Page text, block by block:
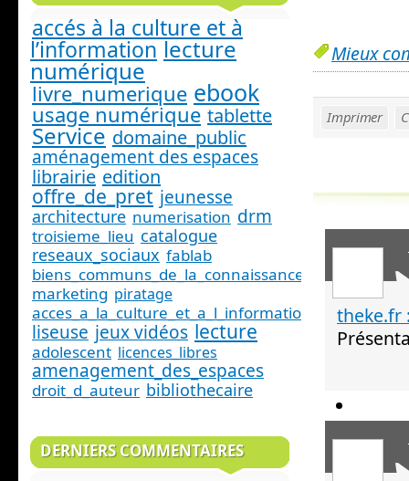
Mieux
Imprimer
theke.fr
accés à la culture et à
l’information lecture
numérique
livre_numerique ebook
usage numérique tablette
Service domaine_public
aménagement des espaces
librairie edition
offre_de_pret jeunesse
architecture numerisation drm
troisieme_lieu catalogue
reseaux_sociaux fablab
biens_communs_de_la_connaissance
marketing piratage
acces_a_la_culture_et_a_l_information_
liseuse jeux vidéos lecture
adolescent licences_libres
amenagement_des_espaces
droit_d_auteur bibliothecaire
DERNIERS COMMENTAIRES